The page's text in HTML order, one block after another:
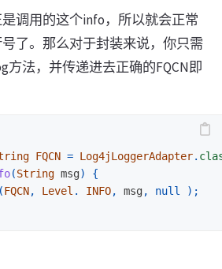
调用的这个info，所以就会正常
了。那么对于封装来说，你只需
方法，并传递进去正确的FQCN即
FQCN = Log4jLoggerAdapter.
(String msg)
{
(FQCN, Level . INFO, msg, null
);